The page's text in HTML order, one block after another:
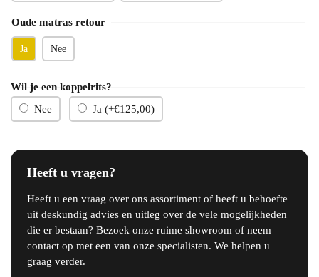
Oude matras retour
Ja Nee
Wil je een koppelrits?
Nee
Ja (+€125,00)
Heeft u vragen?
Heeft u een vraag over ons assortiment of heeft u behoefte
uit deskundig advies en uitleg over de vele mogelijkheden
die er bestaan? Bezoek onze ruime showroom of neem
contact op met een van onze specialisten. We helpen u
graag verder.